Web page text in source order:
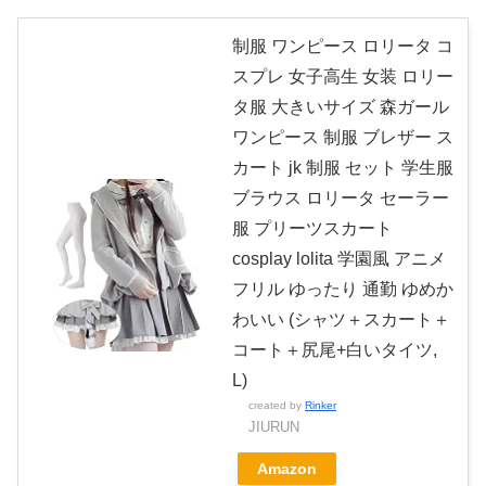
制服 ワンピース ロリータ コ
スプレ 女子高生 女装 ロリー
タ服 大きいサイズ 森ガール
ワンピース 制服 ブレザー ス
カート jk 制服 セット 学生服
ブラウス ロリータ セーラー
服 プリーツスカート
cosplay lolita 学園風 アニメ
フリル ゆったり 通勤 ゆめか
わいい (シャツ＋スカート＋
コート＋尻尾+白いタイツ,
L)
created by Rinker
JIURUN
Amazon